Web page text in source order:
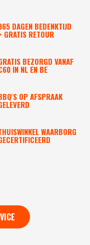
DAGEN BEDENKTIJD
GRATIS RETOUR
BEZORGD VANAF
IN NL EN BE
OP AFSPRAAK
WAARBORG